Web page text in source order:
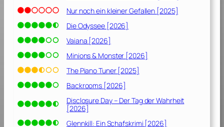
Nur noch ein kleiner Gefallen [2025]
Die Odyssee [2026]
Vaiana [2026]
Minions & Monster [2026]
The Piano Tuner [2025]
Backrooms [2026]
Disclosure Day – Der Tag der Wahrheit
[2026]
Glennkill: Ein Schafskrimi [2026]